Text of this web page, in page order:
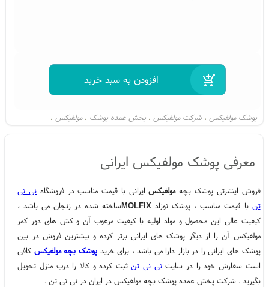
پوشک مولفیکس ، شرکت مولفیکس ، پخش عمده پوشک ، مولفیکس ،
معرفی پوشک مولفیکس ایرانی
فروش اینتنرتی پوشک بچهمولفیکسایرانی با قیمت مناسب در فروشگاه نی نی
تن با قیمت مناسب ، پوشک نوزاد MOLFIXساخته شده در زنجان می باشد ،
کیفیت عالی این محصول و مواد اولیه با کیفیت مرغوب آن و کش های دور کمر
مولفیکس آن را از دیگر پوشک های ایرانی برتر کرده و بیشترین فروش در بین
پوشک های ایرانی را در بازار دارا می باشد ، برای خرید پوشک بچه مولفیکس کافی
است سفارش خود را در سایتنی نی تنثبت کرده و کالا را درب منزل تحویل
بگیرید . شرکت پخش عمده پوشک بچه مولفیکس در ایران در نی نی تن .